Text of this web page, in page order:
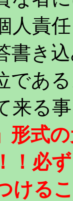
人責
書き
であ
来る
形式
！必
ける